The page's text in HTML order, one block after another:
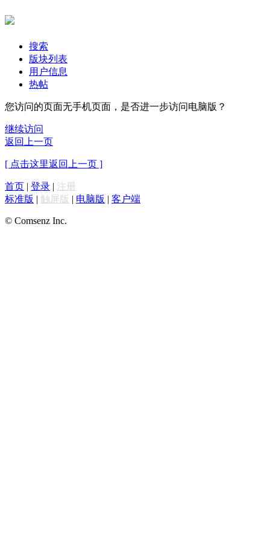
搜索
版块列表
用户信息
热帖
您访问的页面无手机页面，是否进一步访问电脑版？
继续访问
返回上一页
[ 点击这里返回上一页 ]
首页 | 登录 | 注册
标准版 | 触屏版 | 电脑版 | 客户端
© Comsenz Inc.